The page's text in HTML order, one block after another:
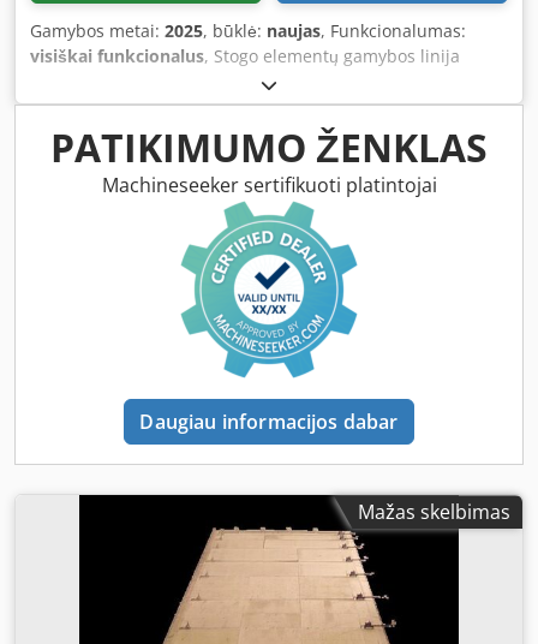
Gamybos metai: 2025, būklė: naujas, Funkcionalumas:
visiškai funkcionalus, Stogo elementų gamybos linija
ROOFBUILDER Dcsdpfxew Uhate Ad Nok Specialiai sukurta
stogų, sienų arba lubų gamybai iš medinių karkasų.
Individualiai reguliuojama Bendras ilgis (iki 15 000 mm) ir
linijos gylis pagal kliento pageidavimą. 60 % laiko
sutaupymas, lyginant su įprasta gamyba objekte! Galimos
ir atskiros sudedamosios dalys. Standartinė įranga apima:
– 3 plienines skersines sijas (karštai cinkuotas) su
kreiptuvais spaustuvams iki 15 000 mm ilgio, kiekviena su 3
guoliniais važiuoklės vežimėliais bei stabdžiu – 3 grindų
bėgiai, kiekvienas po 9 m ilgio, vežimėlių judėjimui dirbti –
Spaustuvai su tvirtinimo diapazonu nuo 0 mm iki 180 mm
PATIKIMUMO ŽENKLAS
Machineseeker sertifikuoti platintojai
Daugiau informacijos dabar
Mažas skelbimas